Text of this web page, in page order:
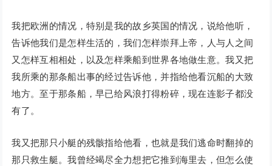
我把欧洲的情况，特别是我的故乡英国的情况，说给他听，
告诉他我们是怎样生活的，我们怎样崇拜上帝，人与人之间
又怎样互相相处，以及怎样乘船到世界各地做生意。我又把
我所乘的那条船出事的经过告诉他，并指给他看沉船的大致
地方。至于那条船，早已给风浪打得粉碎，现在连影子都没
有了。
我又把那只小艇的残骸指给他看，也就是我们逃命时翻掉的
那只救生艇。我曾经竭尽全力想把它推到海里去，但怎么使